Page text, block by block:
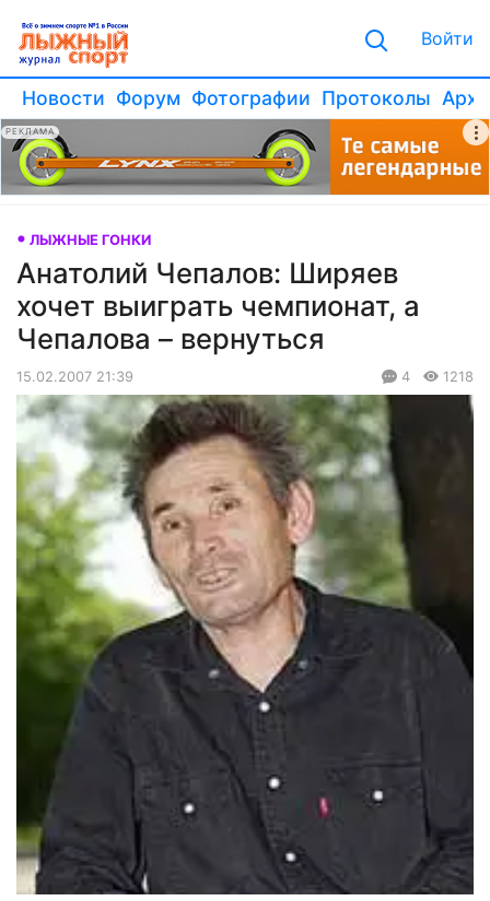
Войти
Новости Форум Фотографии Протоколы
РЕКЛАМА
ЛЫЖНЫЕ ГОНКИ
Анатолий Чепалов: Ширяев
хочет выиграть чемпионат, а
Чепалова – вернуться
15.02.2007 21:39 4 1218